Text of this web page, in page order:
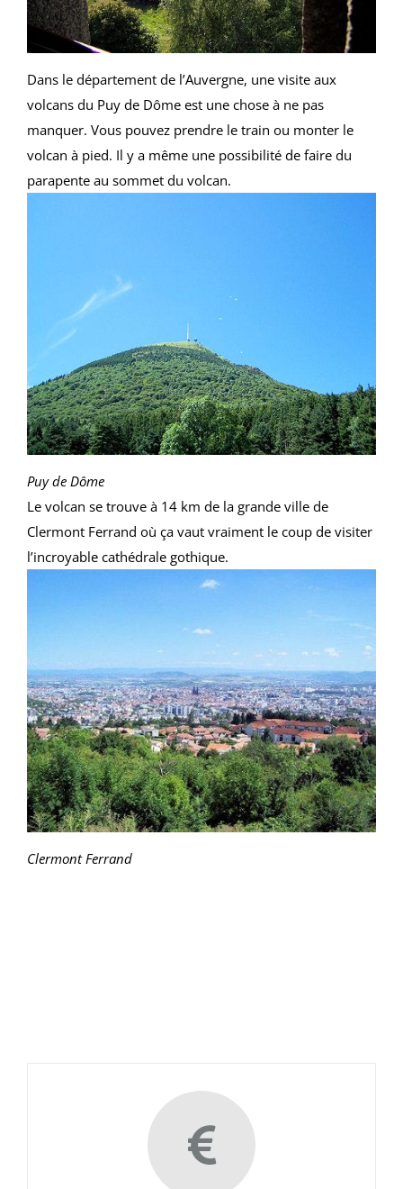
Dans le département de l’Auvergne, une visite aux
volcans du Puy de Dôme est une chose à ne pas
manquer. Vous pouvez prendre le train ou monter le
volcan à pied. Il y a même une possibilité de faire du
parapente au sommet du volcan.
Puy de Dôme
Le volcan se trouve à 14 km de la grande ville de
Clermont Ferrand où ça vaut vraiment le coup de visiter
l’incroyable cathédrale gothique.
Clermont Ferrand